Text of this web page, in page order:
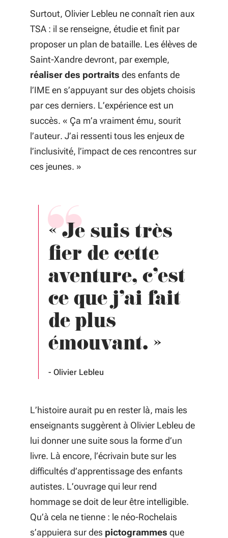
Surtout, Olivier Lebleu ne connaît rien aux
TSA : il se renseigne, étudie et finit par
proposer un plan de bataille. Les élèves de
Saint-Xandre devront, par exemple,
réaliser des portraits des enfants de
l’IME en s’appuyant sur des objets choisis
par ces derniers. L’expérience est un
succès. « Ça m’a vraiment ému, sourit
l’auteur. J’ai ressenti tous les enjeux de
l’inclusivité, l’impact de ces rencontres sur
ces jeunes. »
« Je suis très
fier de cette
aventure, c’est
ce que j’ai fait
de plus
émouvant. »
Olivier Lebleu
L’histoire aurait pu en rester là, mais les
enseignants suggèrent à Olivier Lebleu de
lui donner une suite sous la forme d’un
livre. Là encore, l’écrivain bute sur les
difficultés d’apprentissage des enfants
autistes. L’ouvrage qui leur rend
hommage se doit de leur être intelligible.
Qu’à cela ne tienne : le néo-Rochelais
s’appuiera sur des pictogrammes que